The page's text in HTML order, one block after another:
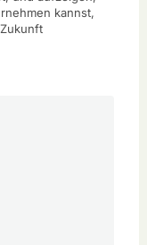
kannst,